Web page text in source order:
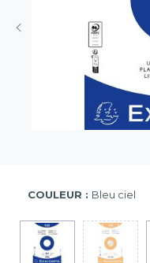
COULEUR : Bleu ciel